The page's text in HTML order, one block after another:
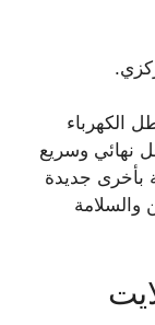
الكهرباء
نهائي وسريع
بأخرى جديدة
والسلامة